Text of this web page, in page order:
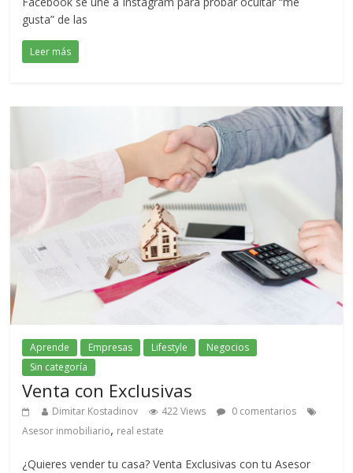
gusta” de las
Leer más
Aprende Empresas Lifestyle
Negocios
Sin categoría
Venta con Exclusivas
Dimitar Kostadinov 422 Views
0 comentarios
Asesor inmobiliario, real estate
¿Quieres vender tu casa? Venta Exclusivas con tu Asesor